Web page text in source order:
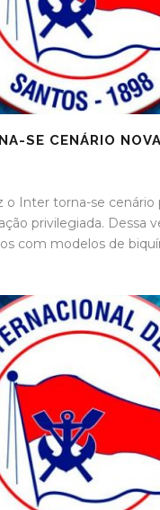
SE CENÁRIO
o Inter torna-se cenário
privilegiada. Dessa
com modelos de